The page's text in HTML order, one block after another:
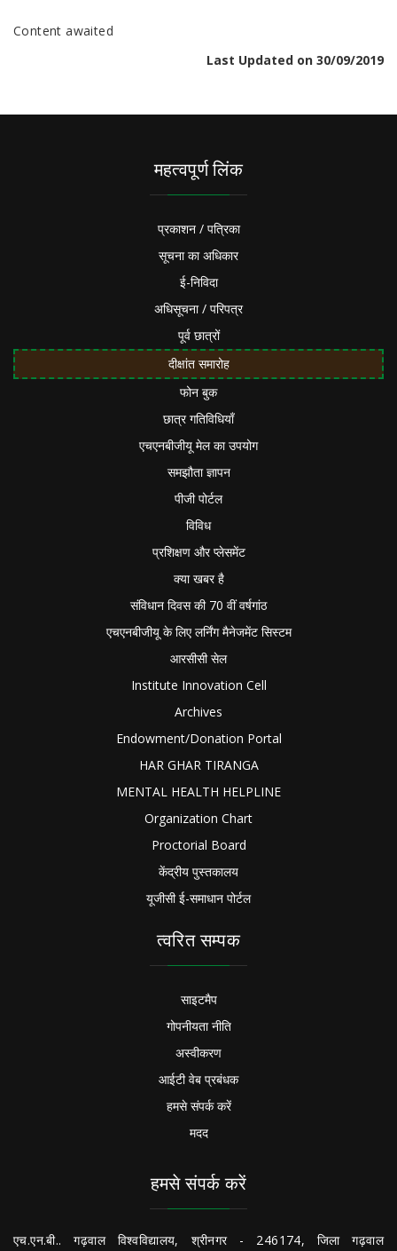
Content awaited
Last Updated on 30/09/2019
महत्वपूर्ण लिंक
प्रकाशन / पत्रिका
सूचना का अधिकार
ई-निविदा
अधिसूचना / परिपत्र
पूर्व छात्रों
दीक्षांत समारोह
फोन बुक
छात्र गतिविधियाँ
एचएनबीजीयू मेल का उपयोग
समझौता ज्ञापन
पीजी पोर्टल
विविध
प्रशिक्षण और प्लेसमेंट
क्या खबर है
संविधान दिवस की 70 वीं वर्षगांठ
एचएनबीजीयू के लिए लर्निंग मैनेजमेंट सिस्टम
आरसीसी सेल
Institute Innovation Cell
Archives
Endowment/Donation Portal
HAR GHAR TIRANGA
MENTAL HEALTH HELPLINE
Organization Chart
Proctorial Board
केंद्रीय पुस्तकालय
यूजीसी ई-समाधान पोर्टल
त्वरित सम्पक
साइटमैप
गोपनीयता नीति
अस्वीकरण
आईटी वेब प्रबंधक
हमसे संपर्क करें
मदद
हमसे संपर्क करें
एच.एन.बी.. गढ़वाल विश्वविद्यालय, श्रीनगर - 246174, जिला गढ़वाल